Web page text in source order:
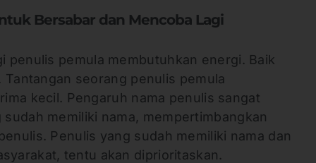
Bersabar dan Mencoba Lagi
penulis pemula membutuhkan energi. Baik
seorang penulis pemula
kecil. Pengaruh nama penulis sangat
memiliki nama, mempertimbangkan
Penulis yang sudah memiliki nama dan
tentu akan diprioritaskan.